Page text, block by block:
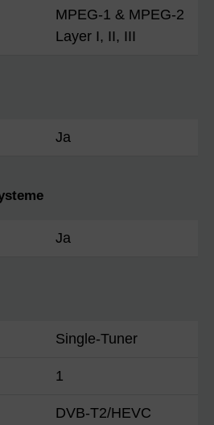
MPEG-1 & MPEG-2
Layer I, II, III
Ja
Ja
Single-Tuner
1
DVB-T2/HEVC